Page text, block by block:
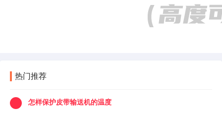
热门推荐
怎样保护皮带输送机的温度